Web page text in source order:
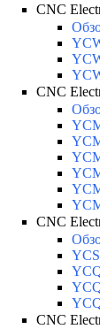
CNC
CNC
CNC
CNC